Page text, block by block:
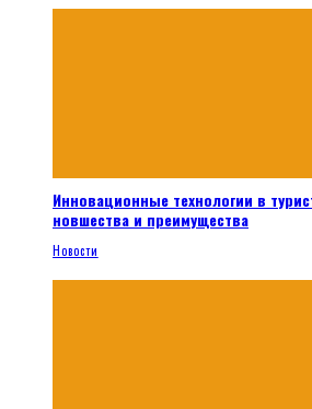
Инновационные технологии в
новшества и преимущества
Новости